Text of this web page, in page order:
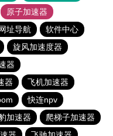
原子加速器
址导航
软件中心
旋风加速度器
器
器
飞机加速器
快连npv
加速器
爬梯子加速器